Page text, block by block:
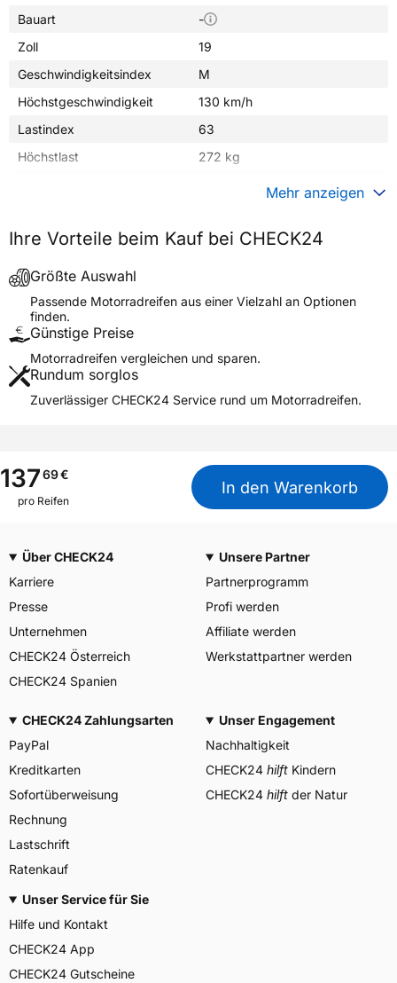
Bauart
-
Zoll
19
Geschwindigkeitsindex
M
Höchstgeschwindigkeit
130 km/h
Lastindex
63
Höchstlast
272 kg
Fahrzeugtyp
Motorrad
Verwendung
Modellname
MAXXCROSS M-7326 REAR
Reifenposition
Motorradtyp
Motocross
Weitere Eigenschaften
M+S
Nein
Motorrad Kennzeichnung
M/C
Allgemeine Produktsicherheit (GPSR)
Herstellerkontakt
Maxxis Tech Center Europe
B.V., Neutronenlaan 7
5405NG Uden Noord
Brabant Niederlande,
Mehr anzeigen
Ihre Vorteile beim Kauf bei CHECK24
Größte Auswahl
Passende Motorradreifen aus einer Vielzahl an Optionen
finden.
Günstige Preise
Motorradreifen vergleichen und sparen.
Rundum sorglos
Zuverlässiger CHECK24 Service rund um Motorradreifen.
13769€
pro Reifen
In den Warenkorb
Über CHECK24
Karriere
Presse
Unternehmen
CHECK24 Österreich
CHECK24 Spanien
Unsere Partner
Partnerprogramm
Profi werden
Affiliate werden
Werkstattpartner werden
CHECK24 Zahlungsarten
PayPal
Kreditkarten
Sofortüberweisung
Rechnung
Lastschrift
Ratenkauf
Unser Engagement
Nachhaltigkeit
CHECK24 hilft Kindern
CHECK24 hilft der Natur
Unser Service für Sie
Hilfe und Kontakt
CHECK24 App
CHECK24 Gutscheine